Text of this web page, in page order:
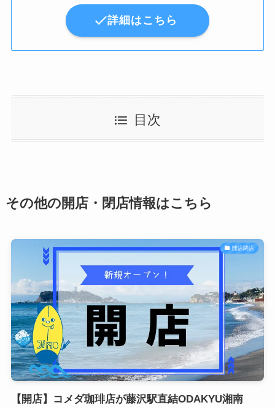
詳細はこちら
目次
その他の開店・閉店情報はこちら
開店閉店
【開店】コメダ珈琲店が藤沢駅直結ODAKYU湘南